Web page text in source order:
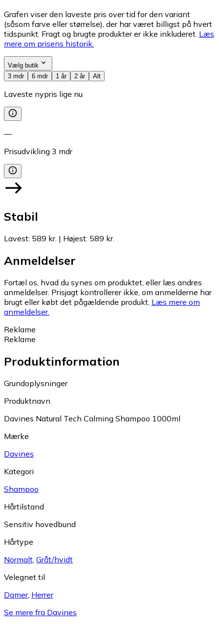
Grafen viser den laveste pris over tid for den variant
(såsom farve eller størrelse), der har været billigst på hvert
tidspunkt. Fragt og brugte produkter er ikke inkluderet. Læs
mere om prisens historik.
Vælg butik
3 mdr
6 mdr 1 år 2 år Alt
Laveste nypris lige nu
—
Prisudvikling 3 mdr
Stabil
Lavest: 589 kr. | Højest: 589 kr.
Anmeldelser
Fortæl os, hvad du synes om produktet, eller læs andres
anmeldelser. Prisjagt kontrollerer ikke, om anmelderne har
brugt eller købt det pågældende produkt. Læs mere om
anmeldelser.
Reklame
Reklame
Produktinformation
Grundoplysninger
Produktnavn
Davines Natural Tech Calming Shampoo 1000ml
Mærke
Davines
Kategori
Shampoo
Hårtilstand
Sensitiv hovedbund
Hårtype
Normalt Gråt/hvidt
Velegnet til
Damer, Herrer
Se mere fra Davines